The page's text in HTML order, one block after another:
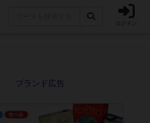
ログイン